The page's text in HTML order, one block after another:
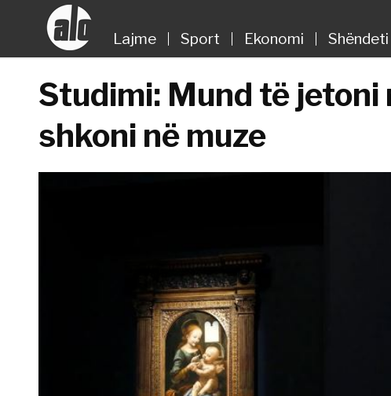
Lajme Sport Ekonomi Shëndeti
Studimi: Mund të jetoni
shkoni në muze